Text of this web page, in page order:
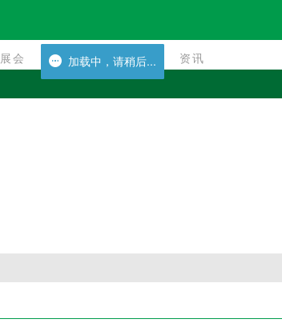
展会 资讯
加载中，请稍后...
加载中，请稍后...